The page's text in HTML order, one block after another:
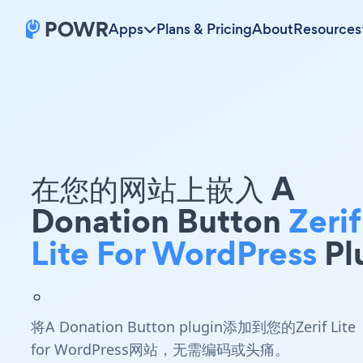
Apps Plans & PricingAboutResources
在您的网站上嵌入 A
Donation Button Zerif
Lite For WordPress
。
将A Donation Button plugin添加到您的Zerif Lite
for WordPress网站，无需编码或头痛。